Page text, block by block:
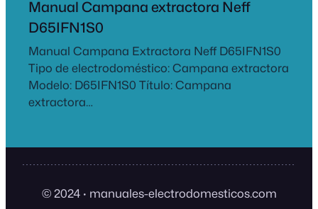
Manual Campana extractora Neff
D65IFN1S0
Manual Campana Extractora Neff D65IFN1S0
Tipo de electrodoméstico: Campana extractora
Modelo: D65IFN1S0 Título: Campana
extractora…
© 2024 · manuales-electrodomesticos.com